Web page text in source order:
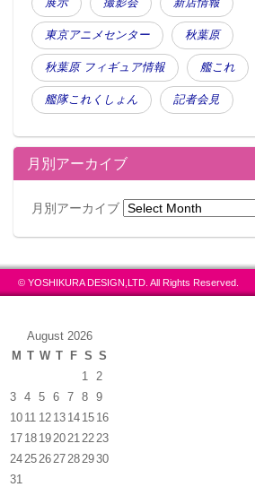
東京アニメセンター 秋葉原
秋葉原 フィギュア情報 艦これ
艦隊これくしょん 記者会見
月別アーカイブ
月別アーカイブ
© YOSHIKURA DESIGN,LTD. All Rights Reserved.
August 2026
M T W T F S S
1
2
3
4 5 6 7 8
9
10 11 12 13 14 15 16
17 18 19 20 21 22 23
24 25 26 27 28 2930
31